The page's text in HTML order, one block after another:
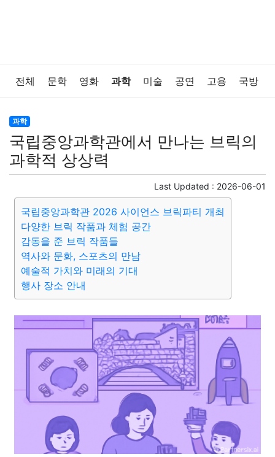
전체 문학 영화 과학 미술 공연 고용 국방
법률
보건 질병 가요 방송 일상 주식 암호화폐
반려동물 패션 미용
증권 인테리어 요리 상품리뷰 원예 금융
게임 스포츠 사진 대출
맛집 IT 컴퓨터
의료 의학 경제 마케팅 부동산 외국어 교육
교통 생활 기타
과학
국립중앙과학관에서 만나는 브릭의
과학적 상상력
Last Updated : 2026-06-01
국립중앙과학관 2026 사이언스 브릭파티 개최
다양한 브릭 작품과 체험 공간
감동을 준 브릭 작품들
역사와 문화, 스포츠의 만남
예술적 가치와 미래의 기대
행사 장소 안내